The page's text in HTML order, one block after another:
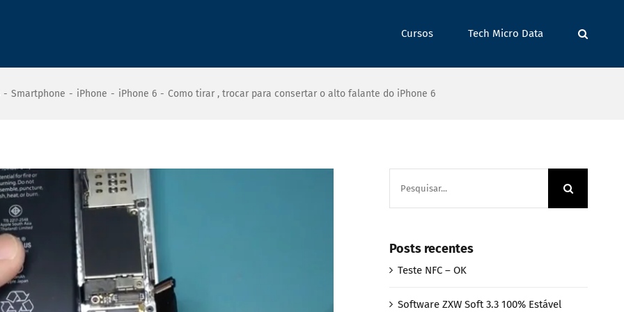
Cursos Tech Micro Data
- Smartphone - iPhone - iPhone 6 - Como tirar , trocar para consertar o alto falante do iPhone 6
resultados
Posts recentes
Teste NFC – OK
Software ZXW Soft 3.3 100% Estável